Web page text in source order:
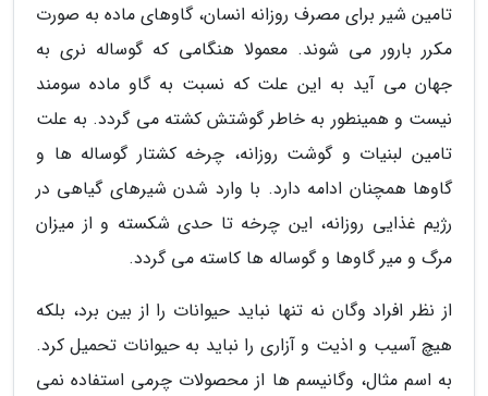
تامین شیر برای مصرف روزانه انسان، گاوهای ماده به صورت
مکرر بارور می شوند. معمولا هنگامی که گوساله نری به
جهان می آید به این علت که نسبت به گاو ماده سومند
نیست و همینطور به خاطر گوشتش کشته می گردد. به علت
تامین لبنیات و گوشت روزانه، چرخه کشتار گوساله ها و
گاوها همچنان ادامه دارد. با وارد شدن شیرهای گیاهی در
رژیم غذایی روزانه، این چرخه تا حدی شکسته و از میزان
مرگ و میر گاوها و گوساله ها کاسته می گردد.
از نظر افراد وگان نه تنها نباید حیوانات را از بین برد، بلکه
هیچ آسیب و اذیت و آزاری را نباید به حیوانات تحمیل کرد.
به اسم مثال، وگانیسم ها از محصولات چرمی استفاده نمی